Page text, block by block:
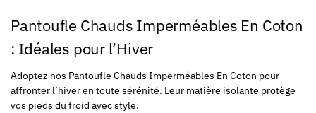
Pantoufle Chauds Imperméables En Coton
: Idéales pour l’Hiver
Adoptez nos Pantoufle Chauds Imperméables En Coton pour
affronter l’hiver en toute sérénité. Leur matière isolante protège
vos pieds du froid avec style.